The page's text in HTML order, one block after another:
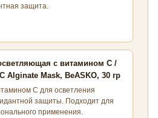
защита.
с витамином С /
Alginate Mask, BeASKO, 30 гр
С для осветления
защиты. Подходит для
применения.